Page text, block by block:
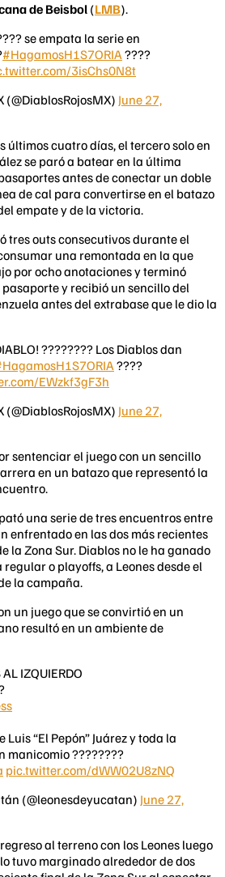
de Beisbol (LMB).
se empata la serie en
#HagamosH1S7ORIA ????
3isChs0N8t
June 27,
últimos cuatro días, el tercero solo en
se paró a batear en la última
antes de conectar un doble
de cal para convertirse en el batazo
empate y de la victoria.
tres outs consecutivos durante el
una remontada en la que
por ocho anotaciones y terminó
y recibió un sencillo del
antes del extrabase que le dio la
???????? Los Diablos dan
????
EWzkf3gF3h
June 27,
sentenciar el juego con un sencillo
en un batazo que representó la
una serie de tres encuentros entre
enfrentado en las dos más recientes
la Zona Sur. Diablos no le ha ganado
o playoffs, a Leones desde el
la campaña.
un juego que se convirtió en un
resultó en un ambiente de
IZQUIERDO
Luis “El Pepón” Juárez y toda la
manicomio ????????
pic.twitter.com/dWW02U8zNQ
(@leonesdeyucatan) June 27,
al terreno con los Leones luego
tuvo marginado alrededor de dos